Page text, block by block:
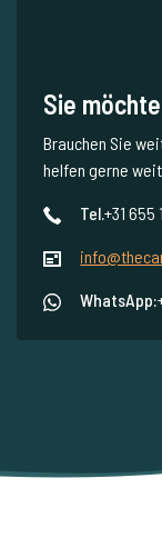
Sie
Brauchen Sie
helfen gerne
Tel.+31 655
WhatsApp: